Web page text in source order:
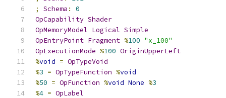
;
Schema :
0
OpCapability Shader
OpMemoryModel Logical Simple
OpEntryPoint Fragment %100 "x_100"
OpExecutionMode %100 OriginUpperLeft
%void = OpTypeVoid
%3 = OpTypeFunction %void
%50 = OpFunction %void None %3
%4 = OpLabel